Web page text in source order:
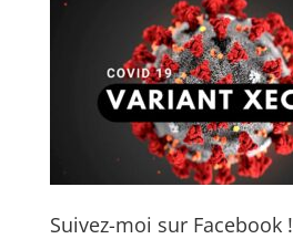
Suivez-moi sur Facebook !